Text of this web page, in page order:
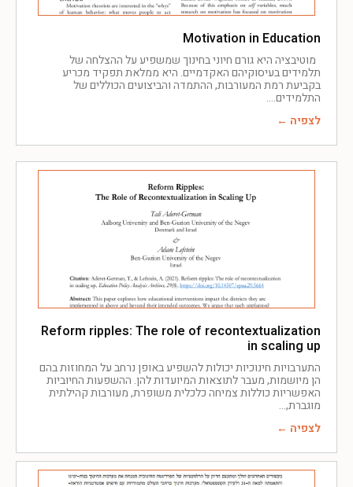
Motivation in Education
מוטיבציה היא גורם חיוני בחינוך שמשפיע על ההצלחה של
תלמידים בעיסוקיהם האקדמיים. היא ממלאת תפקיד מכריע
בקביעת רמת המעורבות, ההתמדה והביצועים הכוללים של
התלמידים.
לצפיה ←
Reform ripples: The role of recontextualization
in scaling up
התערבויות חינוכיות יכולות להשפיע באופן נרחב על המחוזות בהם
הן מיושמות, מעבר לתוצאות המיועדות להן. ההשפעות החיוביות
האפשריות כוללות צמיחה כלכלית משופרת, מעורבות קהילתית
מוגברת,
לצפיה ←